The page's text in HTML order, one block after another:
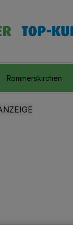
Rommerskirchen